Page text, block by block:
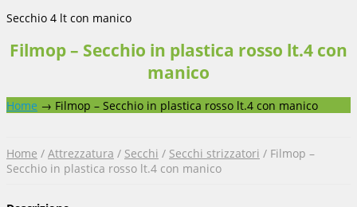
Secchio 4 lt con manico
Filmop – Secchio in plastica rosso lt.4 con
manico
Home → Filmop – Secchio in plastica rosso lt.4 con manico
Home / Attrezzatura / Secchi / Secchi strizzatori / Filmop –
Secchio in plastica rosso lt.4 con manico